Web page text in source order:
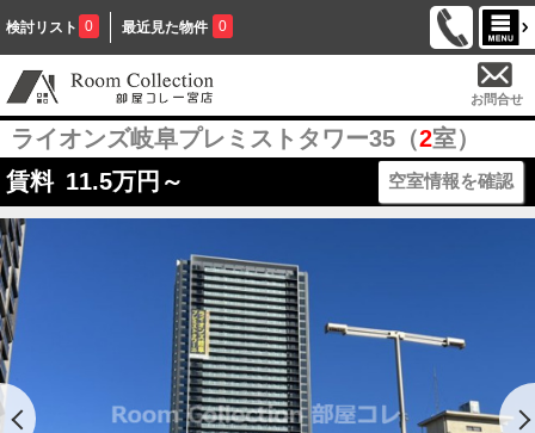
検討リスト 0 最近見た物件 0
お問合せ
ライオンズ岐阜プレミストタワー35（2室）
賃料 11.5万円～ 空室情報を確認